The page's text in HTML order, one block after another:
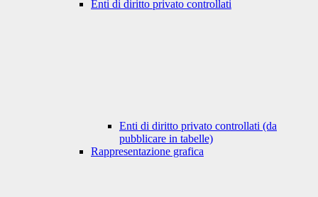
Enti di diritto privato controllati
Enti di diritto privato controllati (da
pubblicare in tabelle)
Rappresentazione grafica